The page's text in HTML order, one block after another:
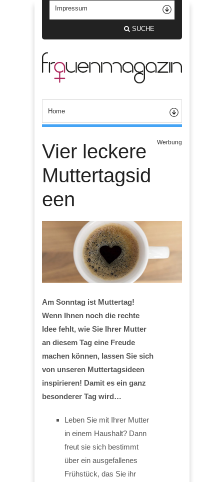
SUCHE
Vier leckere
Muttertagsid
een
Werbung
Am Sonntag ist Muttertag!
Wenn Ihnen noch die rechte
Idee fehlt, wie Sie Ihrer Mutter
an diesem Tag eine Freude
machen können, lassen Sie sich
von unseren Muttertagsideen
inspirieren! Damit es ein ganz
besonderer Tag wird…
Leben Sie mit Ihrer Mutter
in einem Haushalt? Dann
freut sie sich bestimmt
über ein ausgefallenes
Frühstück, das Sie ihr